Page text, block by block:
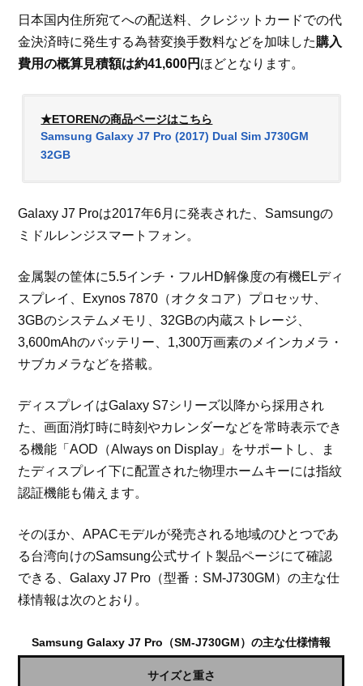
日本国内住所宛てへの配送料、クレジットカードでの代
金決済時に発生する為替変換手数料などを加味した購入
費用の概算見積額は約41,600円 ほどとなります。
★ETORENの商品ページはこちら
Samsung Galaxy J7 Pro (2017) Dual Sim J730GM
32GB
Galaxy J7 Proは2017年6月に発表された、Samsungの
ミドルレンジスマートフォン。
金属製の筐体に5.5インチ・フルHD解像度の有機ELディ
スプレイ、Exynos 7870（オクタコア）プロセッサ、
3GBのシステムメモリ、32GBの内蔵ストレージ、
3,600mAhのバッテリー、1,300万画素のメインカメラ・
サブカメラなどを搭載。
ディスプレイはGalaxy S7シリーズ以降から採用され
た、画面消灯時に時刻やカレンダーなどを常時表示でき
る機能「AOD（Always on Display」をサポートし、ま
たディスプレイ下に配置された物理ホームキーには指紋
認証機能も備えます。
そのほか、APACモデルが発売される地域のひとつであ
る台湾向けのSamsung公式サイト製品ページにて確認
できる、Galaxy J7 Pro（型番：SM-J730GM）の主な仕
様情報は次のとおり。
Samsung Galaxy J7 Pro（SM-J730GM）の主な仕様情報
サイズと重さ